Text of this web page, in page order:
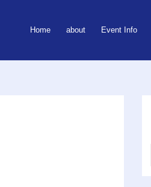
Home about Event Info